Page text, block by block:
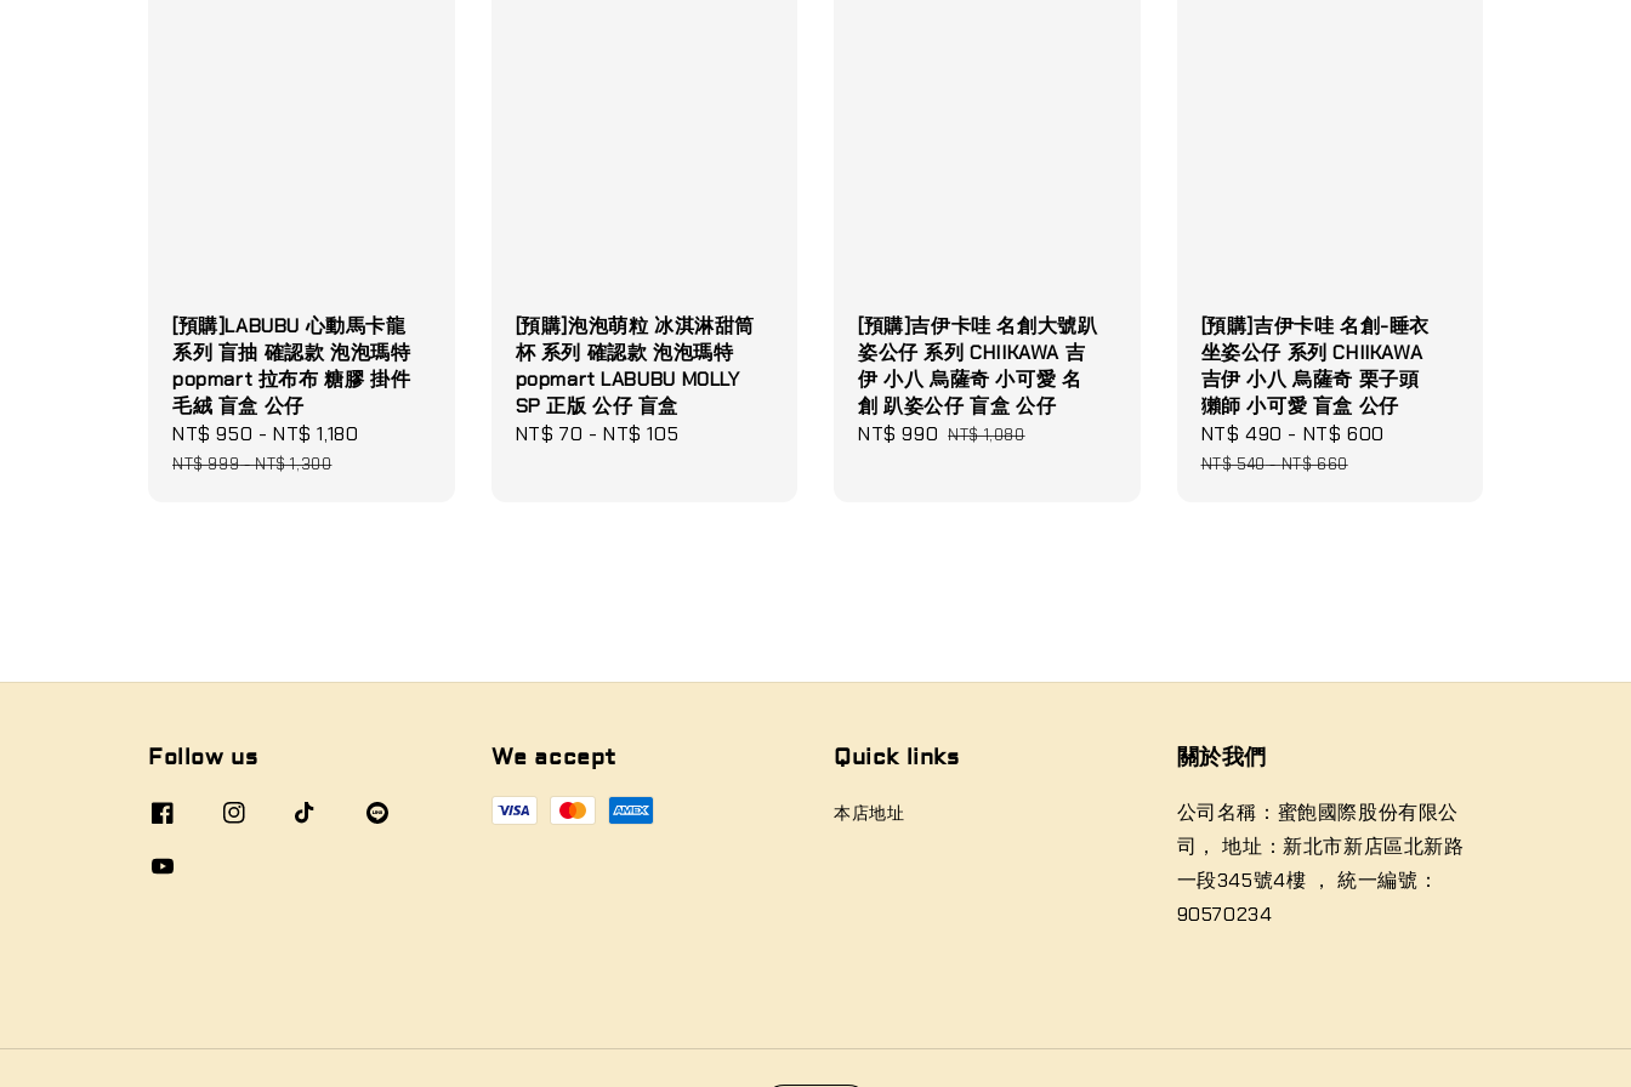
[預購]LABUBU 心動馬卡龍
系列 盲抽 確認款 泡泡瑪特
popmart 拉布布 糖膠 掛件
毛絨 盲盒 公仔
Sale
price
NT$ 950 -NT$ 1,180
NT$ 999-NT$ 1,300
[預購]泡泡萌粒 冰淇淋甜筒
杯 系列 確認款 泡泡瑪特
popmart LABUBU MOLLY
SP 正版 公仔 盲盒
Regular
NT$ 70 - NT$ 105
[預購]吉伊卡哇 名創大號趴
姿公仔 系列 CHIIKAWA 吉
伊 小八 烏薩奇 小可愛 名
創 趴姿公仔 盲盒 公仔
Sale
NT$ 990 Regular
NT$ 1,080
[預購]吉伊卡哇 名創-睡衣
坐姿公仔 系列 CHIIKAWA
吉伊 小八 烏薩奇 栗子頭
獺師 小可愛 盲盒 公仔
Sale
price
NT$ 490 - NT$ 600
NT$ 540-NT$ 660
Follow us We accept Quick links
本店地址
關於我們
公司名稱：蜜飽國際股份有限公
司， 地址：新北市新店區北新路
一段345號4樓 ， 統一編號：
90570234